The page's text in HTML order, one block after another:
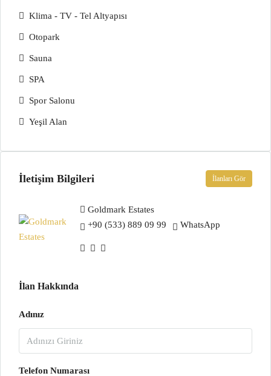
Klima - TV - Tel Altyapısı
Otopark
Sauna
SPA
Spor Salonu
Yeşil Alan
İletişim Bilgileri İlanları Gör
Goldmark Estates
+90 (533) 889 09 99
WhatsApp
İlan Hakkında
Adınız
Telefon Numarası